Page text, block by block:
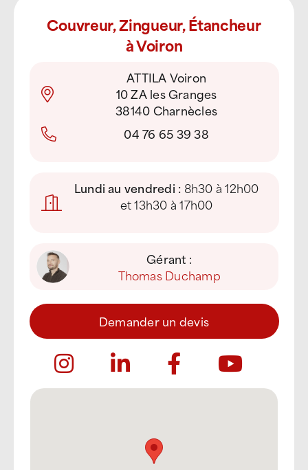
Couvreur, Zingueur, Étancheur
à Voiron
ATTILA Voiron
10 ZA les Granges
38140 Charnècles
04 76 65 39 38
Lundi au vendredi : 8h30 à 12h00
et 13h30 à 17h00
Gérant :
Thomas Duchamp
Demander un devis